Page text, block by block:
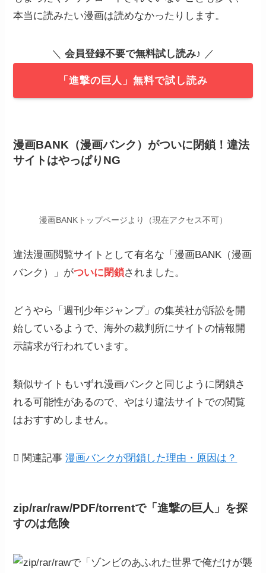
本当に読みたい漫画は読めなかったりします。
＼ 会員登録不要で無料試し読み♪ ／
「進撃の巨人」無料で試し読み
漫画BANK（漫画バンク）がついに閉鎖！違法
サイトはやっぱりNG
漫画BANKトップページより（現在アクセス不可）
違法漫画閲覧サイトとして有名な「漫画BANK（漫画
バンク）」がついに閉鎖されました。
どうやら「週刊少年ジャンプ」の集英社が訴訟を開
始しているようで、海外の裁判所にサイトの情報開
示請求が行われています。
類似サイトもいずれ漫画バンクと同じように閉鎖さ
れる可能性があるので、やはり違法サイトでの閲覧
はおすすめしません。
関連記事 漫画バンクが閉鎖した理由・原因は？
zip/rar/raw/PDF/torrentで「進撃の巨人 」 を探
すのは危険